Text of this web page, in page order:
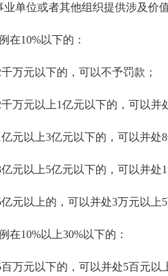
位或者其他组织提供涉及价值
10%以下的：
元以下的，可以不予罚款；
元以上1亿元以下的，可以并
以上3亿元以下的，可以并处8
以上5亿元以下的，可以并处
以上的，可以并处3万元以上5
10%以上30%以下的：
元以下的，可以并处5百元以